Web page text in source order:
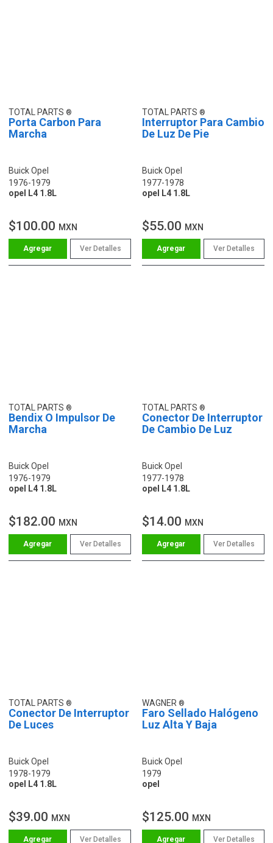
TOTAL PARTS
Porta Carbon Para
Marcha
Buick Opel
1976-1979
opel L4 1.8L
$100.00 MXN
Ver Detalles
TOTAL PARTS
Interruptor Para Cambio
De Luz De Pie
Buick Opel
1977-1978
opel L4 1.8L
$55.00 MXN
Ver Detalles
TOTAL PARTS
Bendix O Impulsor De
Marcha
Buick Opel
1976-1979
opel L4 1.8L
$182.00 MXN
Ver Detalles
TOTAL PARTS
Conector De Interruptor
De Cambio De Luz
Buick Opel
1977-1978
opel L4 1.8L
$14.00 MXN
Ver Detalles
TOTAL PARTS
Conector De Interruptor
De Luces
Buick Opel
1978-1979
opel L4 1.8L
$39.00 MXN
Ver Detalles
WAGNER
Faro Sellado Halógeno
Luz Alta Y Baja
Buick Opel
1979
opel
$125.00 MXN
Ver Detalles